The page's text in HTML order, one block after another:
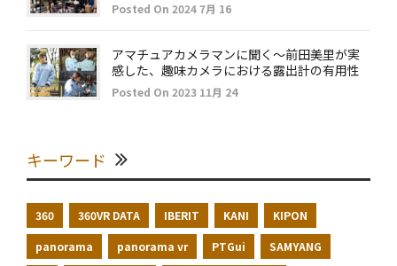
Posted On 2024 7月 16
アマチュアカメラマンに聞く～前田美里が実
感した、趣味カメラにおける露出計の有用性
Posted On 2023 11月 24
キーワード
360 360VR DATA IBERIT KANI KIPON
panorama panorama vr PTGui SAMYANG